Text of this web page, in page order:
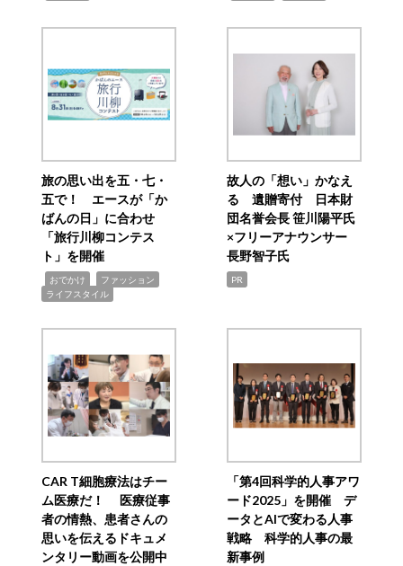
旅の思い出を五・七・
五で！ エースが「か
ばんの日」に合わせ
「旅行川柳コンテス
ト」を開催
おでかけ ファッション
ライフスタイル
故人の「想い」かなえ
る 遺贈寄付 日本財
団名誉会長 笹川陽平氏
×フリーアナウンサー
長野智子氏
PR
CAR T細胞療法はチー
ム医療だ！ 医療従事
者の情熱、患者さんの
思いを伝えるドキュメ
ンタリー動画を公開中
「第4回科学的人事アワ
ード2025」を開催 デ
ータとAIで変わる人事
戦略 科学的人事の最
新事例